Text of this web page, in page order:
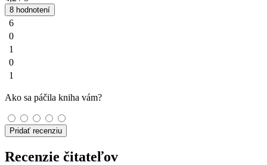
8 hodnotení
6
0
1
0
1
Ako sa páčila kniha vám?
Pridať recenziu
Recenzie čitateľov